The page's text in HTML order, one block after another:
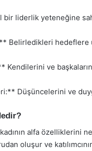
liderlik yeteneğine
Belirledikleri hedeflere
Kendilerini ve
Düşüncelerini ve
alfa özelliklerini
oluşur ve